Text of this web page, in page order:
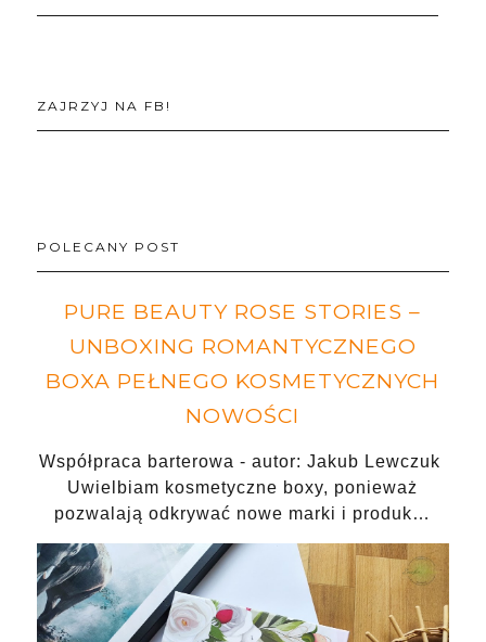
ZAJRZYJ NA FB!
POLECANY POST
PURE BEAUTY ROSE STORIES –
UNBOXING ROMANTYCZNEGO
BOXA PEŁNEGO KOSMETYCZNYCH
NOWOŚCI
Współpraca barterowa - autor: Jakub Lewczuk
Uwielbiam kosmetyczne boxy, ponieważ
pozwalają odkrywać nowe marki i produk…